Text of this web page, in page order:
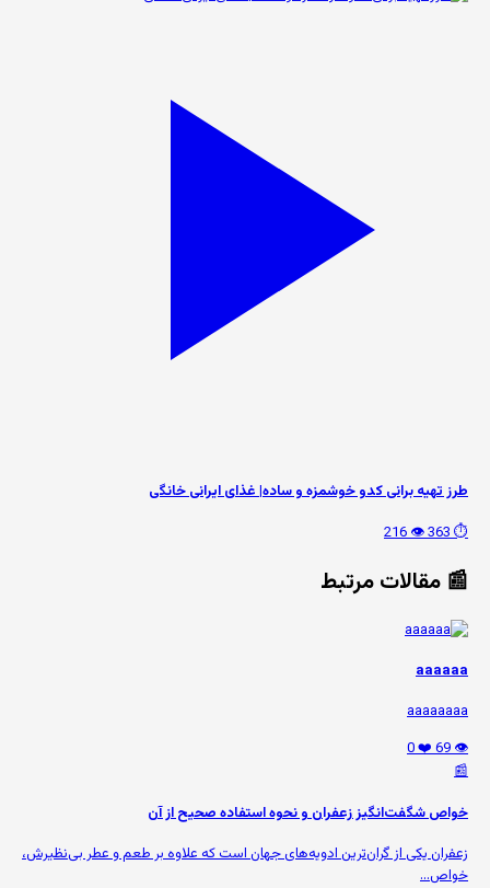
طرز تهیه برانی کدو خوشمزه و ساده| غذای ایرانی خانگی
⏱️ 363
👁️ 216
📰 مقالات مرتبط
aaaaaa
aaaaaaaa
👁️ 69
❤️ 0
📰
خواص شگفت‌انگیز زعفران و نحوه استفاده صحیح از آن
زعفران یکی از گران‌ترین ادویه‌های جهان است که علاوه بر طعم و عطر بی‌نظیرش،
خواص...